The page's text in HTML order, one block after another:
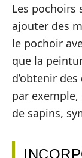
Les
ajouter des
le pochoir
que la
d’obtenir
par
de sapins,